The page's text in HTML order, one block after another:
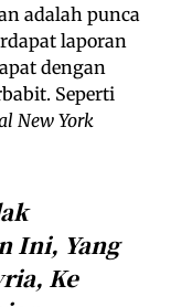
adalah punca
laporan
dengan
Seperti
New York
Ini, Yang
Ke